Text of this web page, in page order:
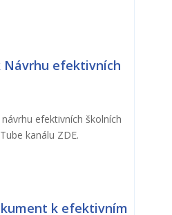
Návrhu efektivních
efektivních školních
kanálu ZDE.
k efektivním